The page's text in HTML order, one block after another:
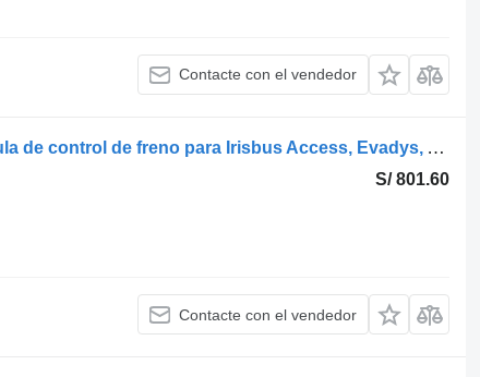
Contacte con el vendedor
WABCO otro (01.05-) 4614947040 válvula de control de freno para Irisbus Access, Evadys, Axer, Karosa, Recreo, Domino, Agora, Citelis, Eurorider (1999-) autobús
S/ 801.60
Contacte con el vendedor